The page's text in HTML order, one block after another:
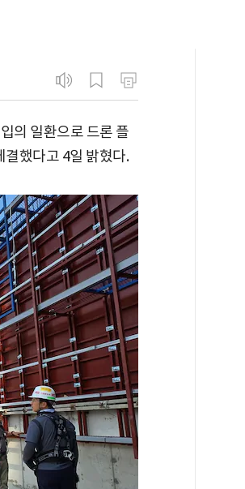
의 일환으로 드론 플
했다고 4일 밝혔다.